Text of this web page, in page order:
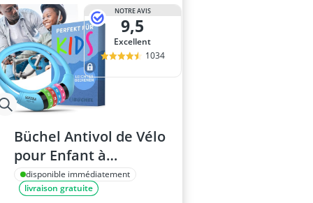
NOTRE AVIS
9,5
Excellent
1034
Büchel Antivol de Vélo
pour Enfant à
Combinaison avec
Support – Bleu
disponible immédiatement
livraison gratuite